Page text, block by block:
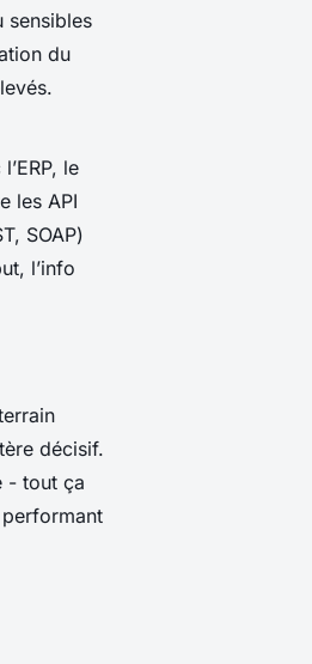
sensibles
du
le
les API
SOAP)
l’info
décisif.
- tout ça